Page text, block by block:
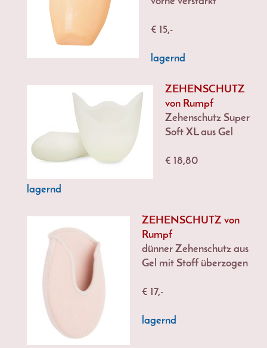
€ 15,-
lagernd
ZEHENSCHUTZ
von Rumpf
Zehenschutz Super
Soft XL aus Gel
€ 18,80
lagernd
ZEHENSCHUTZ von
Rumpf
dünner Zehenschutz aus
Gel mit Stoff überzogen
€ 17,-
lagernd